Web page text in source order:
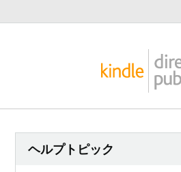
ヘルプトピック